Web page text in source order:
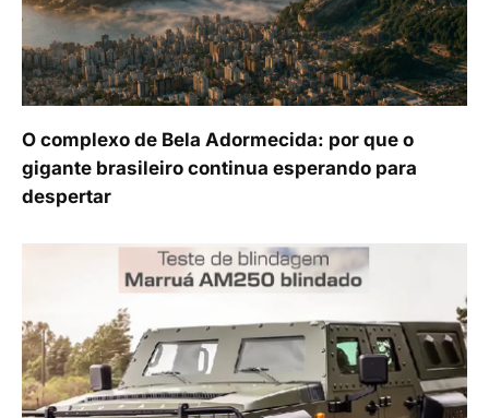
O complexo de Bela Adormecida: por que o
gigante brasileiro continua esperando para
despertar